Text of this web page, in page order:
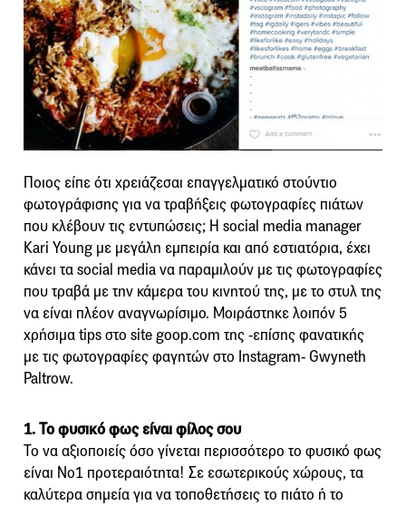
Ποιος είπε ότι χρειάζεσαι επαγγελματικό στούντιο
φωτογράφισης για να τραβήξεις φωτογραφίες πιάτων
που κλέβουν τις εντυπώσεις; Η social media manager
Kari Young με μεγάλη εμπειρία και από εστιατόρια, έχει
κάνει τα social media να παραμιλούν με τις φωτογραφίες
που τραβά με την κάμερα του κινητού της, με το στυλ της
να είναι πλέον αναγνωρίσιμο. Μοιράστηκε λοιπόν 5
χρήσιμα tips στο site goop.com της -επίσης φανατικής
με τις φωτογραφίες φαγητών στο Instagram- Gwyneth
Paltrow.
1. Το φυσικό φως είναι φίλος σου
Το να αξιοποιείς όσο γίνεται περισσότερο το φυσικό φως
είναι Νο1 προτεραιότητα! Σε εσωτερικούς χώρους, τα
καλύτερα σημεία για να τοποθετήσεις το πιάτο ή το